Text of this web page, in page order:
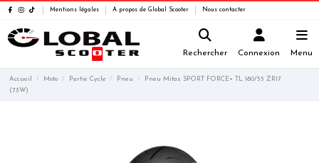
Mentions légales A propos de Global Scooter Nous contacter
Rechercher Connexion Menu
Accueil Moto Partie Cycle Pneu
Pneu Mitas SPORT FORCE+ TL 180/55 ZR17
(73W)